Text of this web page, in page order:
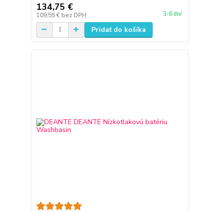
134,75 €
109,55 € bez DPH 3-6 dní
Pridať do košíka